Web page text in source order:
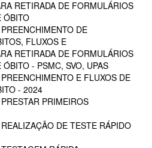
RETIRADA DE FORMULÁRIOS
ÓBITO
DE
FLUXOS E
RETIRADA DE FORMULÁRIOS
- PSMC, SVO, UPAS
E FLUXOS DE
- 2024
PRIMEIROS
DE TESTE RÁPIDO